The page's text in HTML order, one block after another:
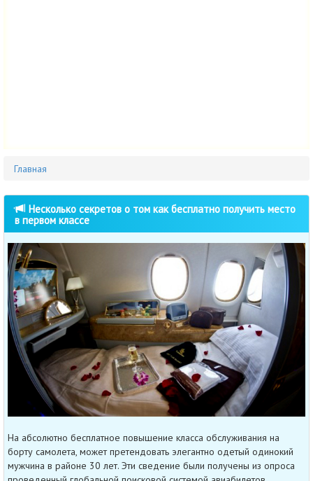
Главная
Несколько секретов о том как бесплатно получить место
в первом классе
На абсолютно бесплатное повышение класса обслуживания на
борту самолета, может претендовать элегантно одетый одинокий
мужчина в районе 30 лет. Эти сведение были получены из опроса